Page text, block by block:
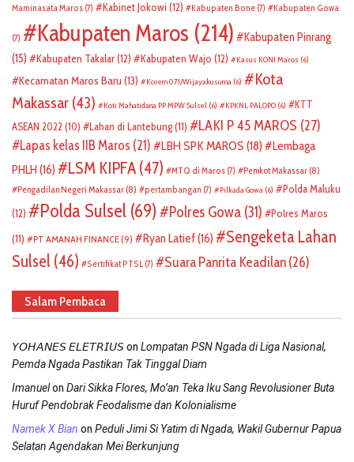
Maminasata Maros (7) Kabinet Jokowi (12) Kabupaten Bone (7) Kabupaten Gowa
(7) Kabupaten Maros (214)
Kabupaten Pinrang
(15)
Kabupaten Takalar(12) Kabupaten Wajo (12) Kasus KONI Maros (6)
Kecamatan Maros Baru (13) Korem 071/Wijayakusuma (6)
Kota
Makassar (43) Koti Mahatidana PP MPW Sulsel (6) KPKNL PALOPO (6)
KTT
ASEAN 2022 (10) Lahan di Lantebung(11) LAKI P 45 MAROS (27)
Lapas kelas IIB Maros (21) LBH SPK MAROS (18)
Lembaga
PHLH (16) LSM KIPFA (47) MTQ di Maros (7) Pemkot Makassar (8)
Pengadilan Negeri Makassar (8) pertambangan (7) Pilkada Gowa (6)
Polda Maluku
(12)
Polda Sulsel (69) Polres Gowa (31)
Polres Maros
(11)
PT AMANAH FINANCE(9) Ryan Latief(16)
Sengeketa Lahan
Sulsel (46) Sertifikat PTSL (7) Suara Panrita Keadilan(26)
Salam Pembaca
𝘠𝘖𝘏𝘈𝘕𝘌𝘚 𝘌𝘓𝘌𝘛𝘙𝘐𝘜𝘚on Lompatan PSN Ngada di Liga Nasional,
Pemda Ngada Pastikan Tak Tinggal Diam
Imanuelon Dari Sikka Flores, Mo’an Teka Iku Sang Revolusioner Buta
Huruf Pendobrak Feodalisme dan Kolonialisme
Namek X Bian on Peduli Jimi Si Yatim di Ngada, Wakil Gubernur Papua
Selatan Agendakan Mei Berkunjung